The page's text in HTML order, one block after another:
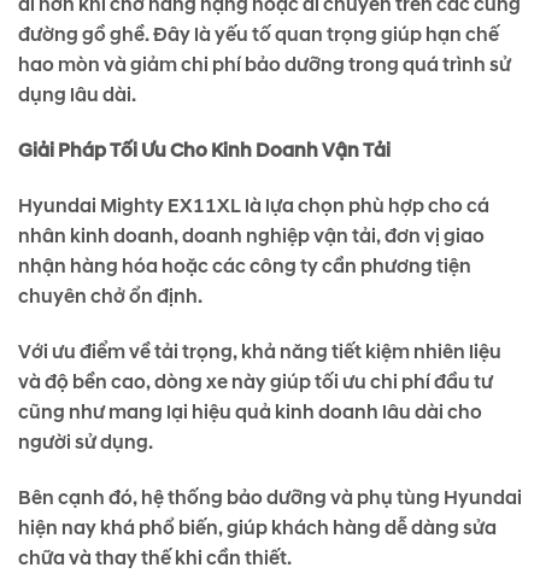
ái hơn khi chở hàng nặng hoặc di chuyển trên các cung
đường gồ ghề. Đây là yếu tố quan trọng giúp hạn chế
hao mòn và giảm chi phí bảo dưỡng trong quá trình sử
dụng lâu dài.
Giải Pháp Tối Ưu Cho Kinh Doanh Vận Tải
Hyundai Mighty EX11XL là lựa chọn phù hợp cho cá
nhân kinh doanh, doanh nghiệp vận tải, đơn vị giao
nhận hàng hóa hoặc các công ty cần phương tiện
chuyên chở ổn định.
Với ưu điểm về tải trọng, khả năng tiết kiệm nhiên liệu
và độ bền cao, dòng xe này giúp tối ưu chi phí đầu tư
cũng như mang lại hiệu quả kinh doanh lâu dài cho
người sử dụng.
Bên cạnh đó, hệ thống bảo dưỡng và phụ tùng Hyundai
hiện nay khá phổ biến, giúp khách hàng dễ dàng sửa
chữa và thay thế khi cần thiết.